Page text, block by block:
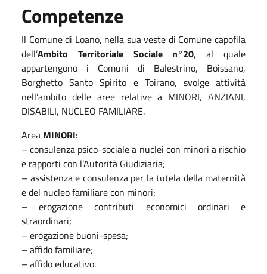
Competenze
Il Comune di Loano, nella sua veste di Comune capofila
dell’Ambito Territoriale Sociale n°20, al quale
appartengono i Comuni di Balestrino, Boissano,
Borghetto Santo Spirito e Toirano, svolge attività
nell’ambito delle aree relative a MINORI, ANZIANI,
DISABILI, NUCLEO FAMILIARE.
Area MINORI:
– consulenza psico-sociale a nuclei con minori a rischio
e rapporti con l’Autorità Giudiziaria;
– assistenza e consulenza per la tutela della maternità
e del nucleo familiare con minori;
– erogazione contributi economici ordinari e
straordinari;
– erogazione buoni-spesa;
– affido familiare;
– affido educativo.